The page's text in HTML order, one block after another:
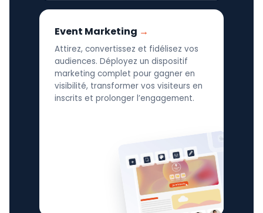
Event Marketing
Attirez, convertissez et fidélisez vos
audiences. Déployez un dispositif
marketing complet pour gagner en
visibilité, transformer vos visiteurs en
inscrits et prolonger l’engagement.